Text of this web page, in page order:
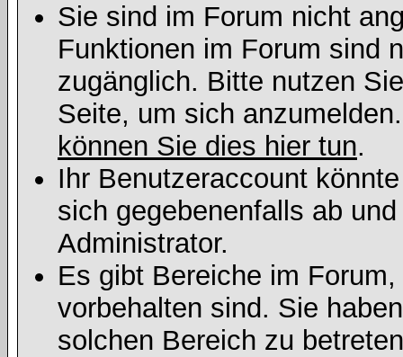
Sie sind im Forum nicht
Funktionen im Forum sind
zugänglich. Bitte nutzen
Seite, um sich
können Sie dies hier tun.
Ihr Benutzeraccount
sich gegebenenfalls ab
Administrator.
Es gibt Bereiche im
vorbehalten sind. Sie
solchen Bereich zu